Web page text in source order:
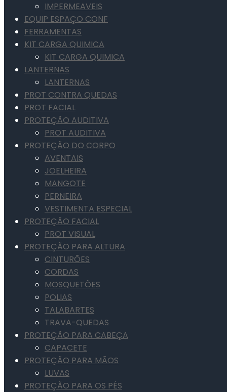
IMPERMEAVEIS
EQUIP ESPAÇO CONF
FERRAMENTAS
KIT CARGA QUIMICA
KIT CARGA QUIMICA
LANTERNAS
LANTERNAS
PROT CONTRA QUEDAS
PROT FACIAL
PROTEÇÃO AUDITIVA
PROT AUDITIVA
PROTEÇÃO DO CORPO
AVENTAIS
JOELHEIRA
MANGOTE
PERNEIRA
VESTIMENTA ESPECIAL
PROTEÇÃO FACIAL
PROT VISUAL
PROTEÇÃO PARA ALTURA
CINTURÕES
CORDAS
MOSQUETÕES
POLIAS
TALABARTES
TRAVA-QUEDAS
PROTEÇÃO PARA CABEÇA
CAPACETE
PROTEÇÃO PARA MÃOS
LUVAS
PROTEÇÃO PARA OS PÉS